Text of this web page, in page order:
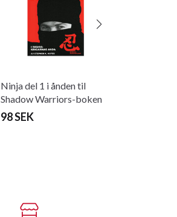
Ninja del 1 i ånden til
Shadow Warriors-boken
98 SEK